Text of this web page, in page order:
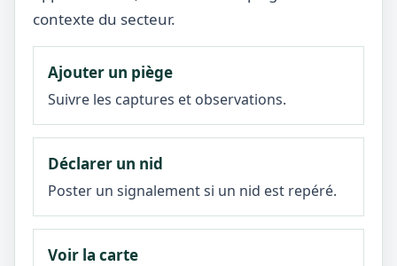
contexte du secteur.
Ajouter un piège
Suivre les captures et observations.
Déclarer un nid
Poster un signalement si un nid est repéré.
Voir la carte